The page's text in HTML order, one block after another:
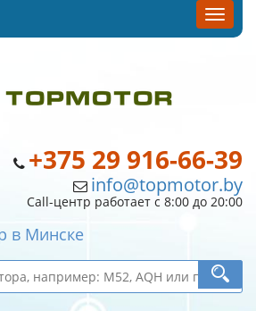
+375 29 916-66-39
info@topmotor.by
Call-центр работает с 8:00 до 20:00
в Минске